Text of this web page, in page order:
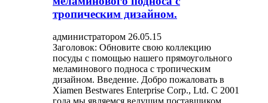
тропическим дизайном.
администратором 26.05.15
Заголовок: Обновите свою коллекцию
посуды с помощью нашего прямоугольного
меламинового подноса с тропическим
дизайном. Введение. Добро пожаловать в
Xiamen Bestwares Enterprise Corp., Ltd. С 2001